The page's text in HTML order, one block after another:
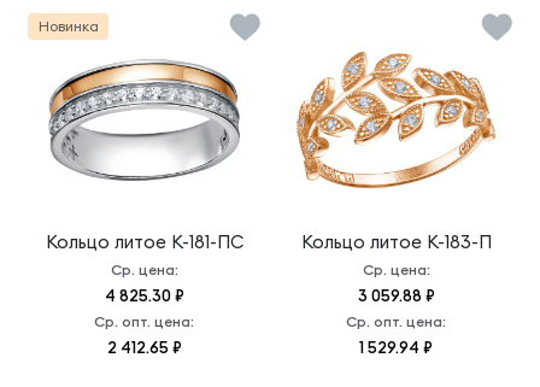
Кольцо литое К-181-ПС
Ср. цена:
4 825.30 ₽
Ср. опт. цена:
2 412.65 ₽
Новинка
Кольцо литое К-183-П
Ср. цена:
3 059.88 ₽
Ср. опт. цена:
1 529.94 ₽